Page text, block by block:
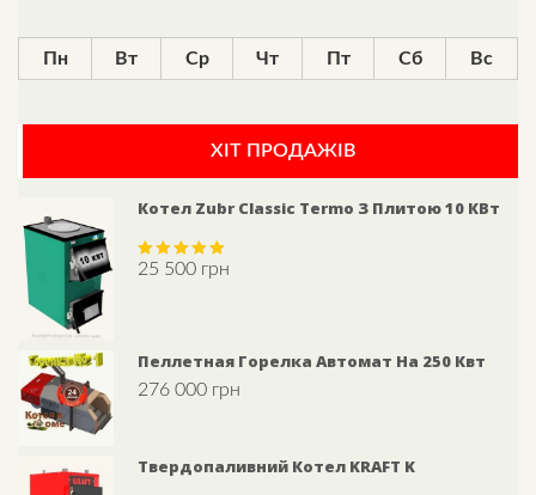
Пн Вт Ср Чт Пт Сб Вс
ХІТ ПРОДАЖІВ
Котел Zubr Classic Termo З Плитою 10 КВт
Rated 5.00
25 500 грн
Пеллетная Горелка Автомат На 250 Квт
276 000 грн
Твердопаливний Котел KRAFT K